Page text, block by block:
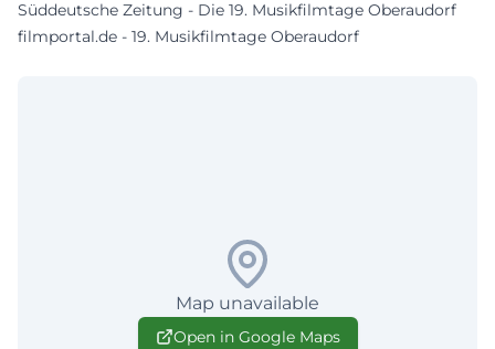
Süddeutsche Zeitung - Die 19. Musikfilmtage Oberaudorf
filmportal.de - 19. Musikfilmtage Oberaudorf
Map unavailable
Open in Google Maps